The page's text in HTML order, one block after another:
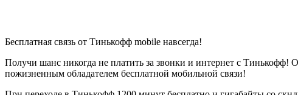
Бесплатная связь от Тинькофф mobile навсегда!
Получи шанс никогда не платить за звонки и интернет с Тинькофф!
пожизненным обладателем бесплатной мобильной связи!